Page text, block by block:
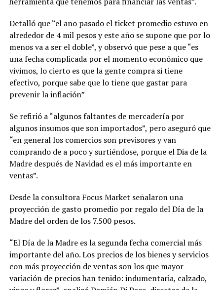
Detalló que “el año pasado el ticket promedio estuvo en
alrededor de 4 mil pesos y este año se supone que por lo
menos va a ser el doble”, y observó que pese a que “es
una fecha complicada por el momento económico que
vivimos, lo cierto es que la gente compra si tiene
efectivo, porque sabe que lo tiene que gastar para
prevenir la inflación”
Se refirió a “algunos faltantes de mercadería por
algunos insumos que son importados”, pero aseguró que
“en general los comercios son previsores y van
comprando de a poco y surtiéndose, porque el Dia de la
Madre después de Navidad es el más importante en
ventas”.
Desde la consultora Focus Market señalaron una
proyección de gasto promedio por regalo del Día de la
Madre del orden de los 7.500 pesos.
“El Día de la Madre es la segunda fecha comercial más
importante del año. Los precios de los bienes y servicios
con más proyección de ventas son los que mayor
variación de precios han tenido: indumentaria, calzado,